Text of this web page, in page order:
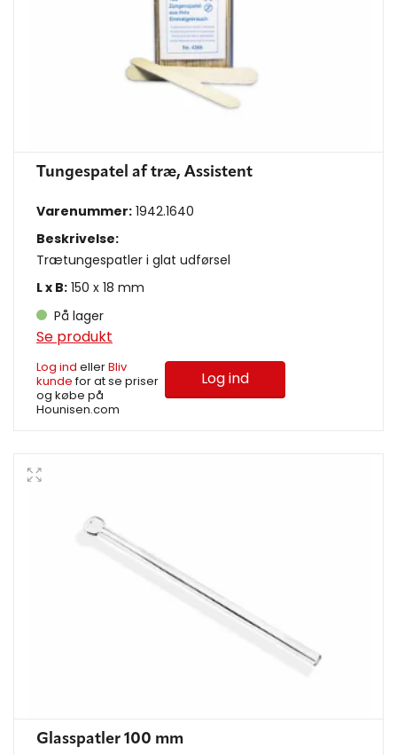
Tungespatel af træ, Assistent
Varenummer: 1942.1640
Beskrivelse:
Trætungespatler i glat udførsel
L x B: 150 x 18 mm
På lager
Se produkt
Log ind ellerBliv
kundefor at se priser
og købe på
Hounisen.com
Log ind
Glasspatler 100 mm